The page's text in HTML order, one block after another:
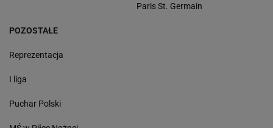
Paris St. Germain
POZOSTAŁE
Reprezentacja
I liga
Puchar Polski